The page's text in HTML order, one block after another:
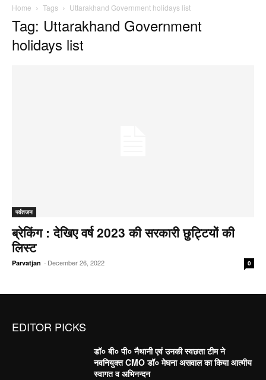
Home Tags Uttarakhand Government holidays list
Tag: Uttarakhand Government
holidays list
पर्वतजन
ब्रेकिंग : देखिए वर्ष 2023 की सरकारी छुट्टियों की
लिस्ट
Parvatjan - December 26, 2022 0
EDITOR PICKS
डॉ० बी० पी० नैथानी एवं उनकी स्वछता टीम ने
नवनियुक्त CMO डॉ० मेघना असवाल का किया आत्मीय
स्वागत व अभिनन्दन